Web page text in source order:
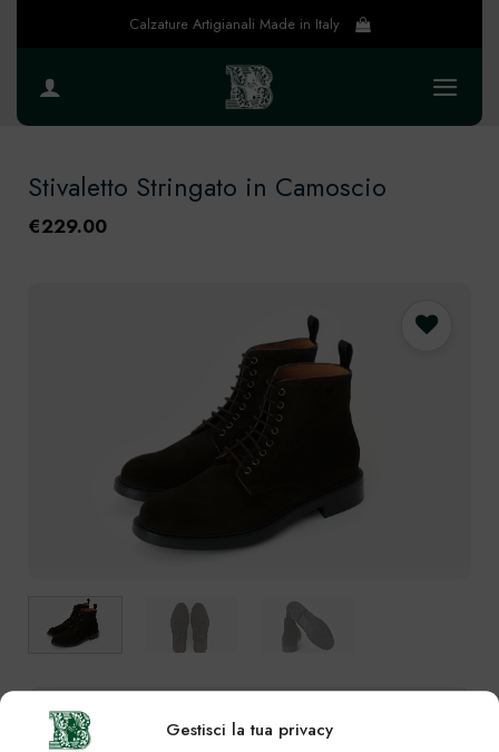
Gestisci la tua privacy
Calzature Artigianali Made in Italy
Stivaletto Stringato in Camoscio
€229.00
Preferiti
Colori